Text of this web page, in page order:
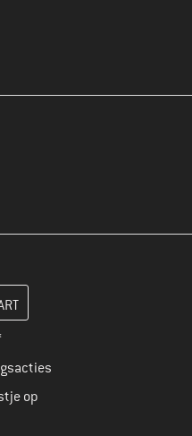
in de volgende stap je
op